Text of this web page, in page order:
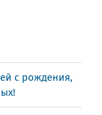
с рождения,